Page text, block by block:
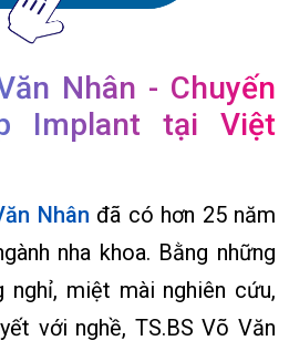
Nhân - Chuyến
Implant tại Việt
Nhân đã có hơn 25 năm
nha khoa. Bằng những
nghỉ, miệt mài nghiên cứu,
với nghề, TS.BS Võ Văn